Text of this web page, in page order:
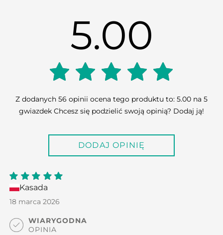
5.00
5.00
out of
5
Z dodanych 56 opinii ocena tego produktu to: 5.00 na 5
gwiazdek Chcesz się podzielić swoją opinią? Dodaj ją!
DODAJ OPINIĘ
5out
of 5
Kasada
18 marca 2026
WIARYGODNA
OPINIA